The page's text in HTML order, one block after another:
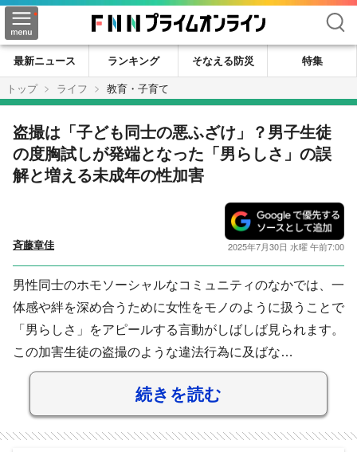
検索
最新ニュース ランキング そなえる防災
特集
トップ
ライフ 教育・子育て
盗撮は「子ども同士の悪ふざけ」？男子生徒
の度胸試しが発端となった「男らしさ」の誤
解と増える未成年の性加害
斉藤章佳 2025年7月30日 水曜 午前7:00
男性同士のホモソーシャルなコミュニティのなかでは、一
体感や絆を深め合うために女性をモノのように扱うことで
「男らしさ」をアピールする言動がしばしば見られます。
この加害生徒の盗撮のような違法行為に及ばな…
続きを読む